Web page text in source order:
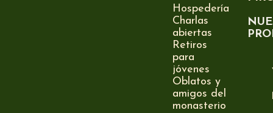
Hospedería
Charlas
abiertas
Retiros
para
jóvenes
Oblatos y
amigos del
monasterio